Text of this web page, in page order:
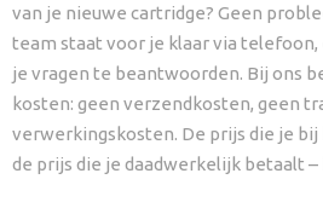
van je nieuwe cartridge? Geen
team staat voor je klaar via
je vragen te beantwoorden. Bij ons
kosten: geen verzendkosten, geen
verwerkingskosten. De prijs die je
de prijs die je daadwerkelijk betaalt